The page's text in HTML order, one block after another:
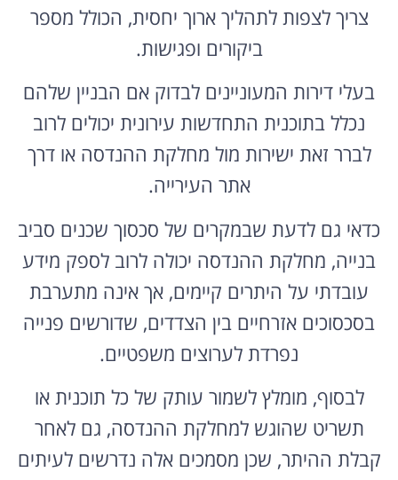
צריך לצפות לתהליך ארוך יחסית, הכולל מספר
ביקורים ופגישות.
בעלי דירות המעוניינים לבדוק אם הבניין שלהם
נכלל בתוכנית התחדשות עירונית יכולים לרוב
לברר זאת ישירות מול מחלקת ההנדסה או דרך
אתר העירייה.
כדאי גם לדעת שבמקרים של סכסוך שכנים סביב
בנייה, מחלקת ההנדסה יכולה לרוב לספק מידע
עובדתי על היתרים קיימים, אך אינה מתערבת
בסכסוכים אזרחיים בין הצדדים, שדורשים פנייה
נפרדת לערוצים משפטיים.
לבסוף, מומלץ לשמור עותק של כל תוכנית או
תשריט שהוגש למחלקת ההנדסה, גם לאחר
קבלת ההיתר, שכן מסמכים אלה נדרשים לעיתים